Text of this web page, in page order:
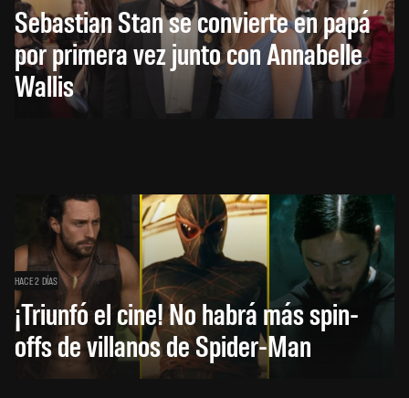
Sebastian Stan se convierte en papá
por primera vez junto con Annabelle
Wallis
HACE 2 DÍAS
¡Triunfó el cine! No habrá más spin-
offs de villanos de Spider-Man